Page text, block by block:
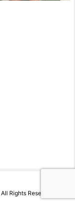
All Rights Reserved.